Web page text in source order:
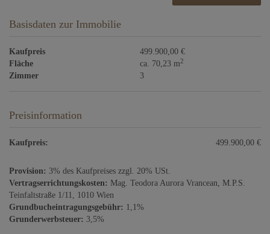
Basisdaten zur Immobilie
Kaufpreis
499.900,00 €
Fläche
ca. 70,23 m2
Zimmer 3
Preisinformation
Kaufpreis: 499.900,00 €
Provision: 3% des Kaufpreises zzgl. 20% USt.
Vertragserrichtungskosten: Mag. Teodora Aurora Vrancean, M.P.S.
Teinfaltstraße 1/11, 1010 Wien
Grundbucheintragungsgebühr: 1,1%
Grunderwerbsteuer: 3,5%